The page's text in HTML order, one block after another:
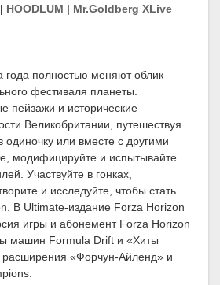
HOODLUM | Mr.Goldberg XLive
года полностью меняют облик
фестиваля планеты.
пейзажи и исторические
Великобритании, путешествуя
одиночку или вместе с другими
модифицируйте и испытывайте
Участвуйте в гонках,
и исследуйте, чтобы стать
В Ultimate-издание Forza Horizon
игры и абонемент Forza Horizon
машин Formula Drift и «Хиты
«Форчун-Айленд» и